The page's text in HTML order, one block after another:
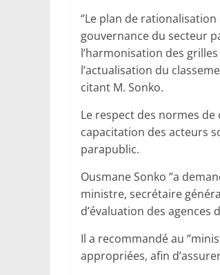
‘’Le plan de
gouvernance du secteur
l’harmonisation des
l’actualisation du
citant M. Sonko.
Le respect des normes
capacitation des acteurs
parapublic.
Ousmane Sonko ‘’a
ministre, secrétaire
d’évaluation des agences
Il a recommandé au
appropriées, afin